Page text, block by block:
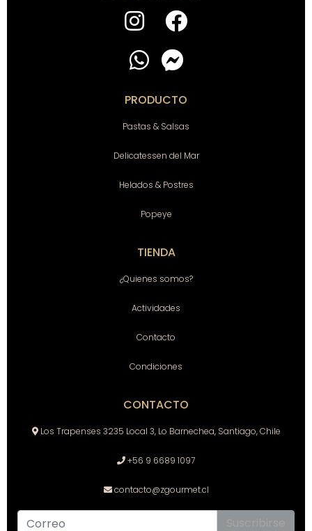
PRODUCTO
Pastas & Salsas
Delicatessen del Mar
Helados & Postres
Popeye
TIENDA
¿Quienes somos?
Actividades
Contacto
Condiciones
CONTACTO
Los Trapenses 3235 Local 3, Lo Barnechea, Santiago, Chile
+56 9 6689 1097
contacto@zgourmet.cl